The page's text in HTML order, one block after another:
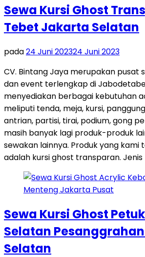
Sewa Kursi Ghost
Tebet Jakarta Selatan
pada24 Juni 202324 Juni 2023
CV. Bintang Jaya merupakan pusat
dan event terlengkap di
menyediakan berbagai kebutuhan
meliputi tenda, meja, kursi,
antrian, partisi, tirai, podium, gong
masih banyak lagi produk-produk
sewakan lainnya. Produk yang kami
adalah kursi ghost transparan. Jenis
Sewa Kursi Ghost
Selatan
Selatan